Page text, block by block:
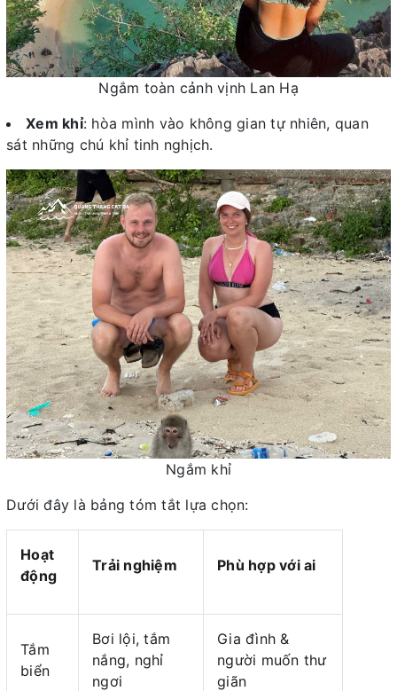
Ngắm toàn cảnh vịnh Lan Hạ
Xem khỉ: hòa mình vào không gian tự nhiên, quan
sát những chú khỉ tinh nghịch.
Ngắm khỉ
Dưới đây là bảng tóm tắt lựa chọn:
Hoạt
động
Trải nghiệm Phù hợp với ai
Tắm
biển
Bơi lội, tắm
nắng, nghỉ
ngơi
Gia đình &
người muốn thư
giãn